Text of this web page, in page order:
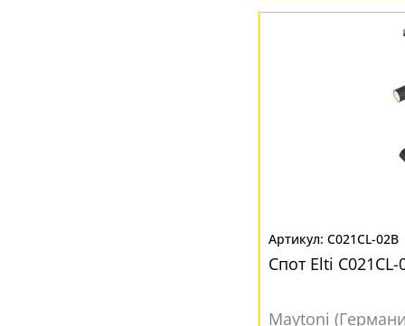
C021CL-02B
Спот Elti C021CL-
Maytoni